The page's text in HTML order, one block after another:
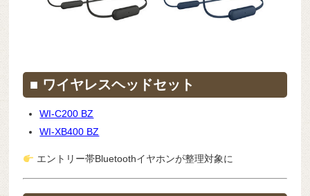
■ ワイヤレスヘッドセット
WI-C200 BZ
WI-XB400 BZ
エントリー帯Bluetoothイヤホンが整理対象に